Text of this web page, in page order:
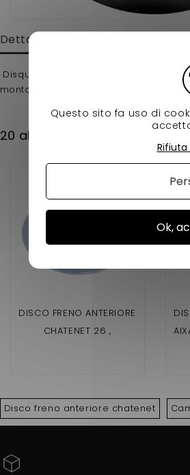
Dettagli
Disque avant chatenet 26 v2
montage vérifier bien votre modele
20 altri prodotti della stessa
DISCO FRENO ANTERIORE
CHATENET 26 ,
Disco freno anteriore chatenet
Questo sito fa uso di
Ok,